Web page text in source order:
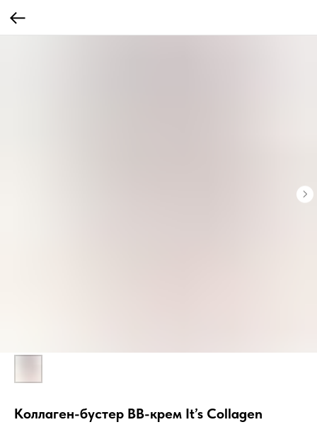
Коллаген-бустер BB-крем It’s Collagen